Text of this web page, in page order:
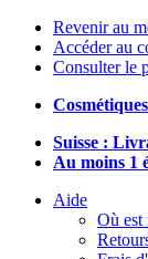
Revenir au
Accéder au
Consulter le
Suisse :
Au moins 1
Aide
Où est